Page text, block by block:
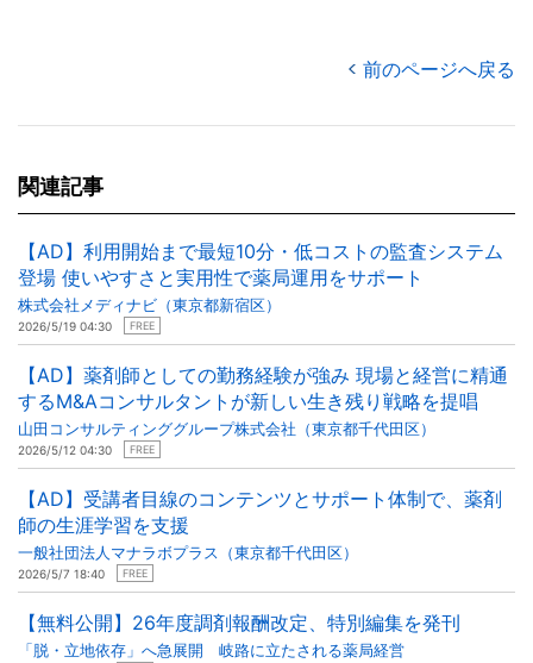
前のページへ戻る
関連記事
【AD】利用開始まで最短10分・低コストの監査システム
登場 使いやすさと実用性で薬局運用をサポート
株式会社メディナビ（東京都新宿区）
2026/5/19 04:30 FREE
【AD】薬剤師としての勤務経験が強み 現場と経営に精通
するM&Aコンサルタントが新しい生き残り戦略を提唱
山田コンサルティンググループ株式会社（東京都千代田区）
2026/5/12 04:30 FREE
【AD】受講者目線のコンテンツとサポート体制で、薬剤
師の生涯学習を支援
一般社団法人マナラボプラス（東京都千代田区）
2026/5/7 18:40 FREE
【無料公開】26年度調剤報酬改定、特別編集を発刊
「脱・立地依存」へ急展開 岐路に立たされる薬局経営